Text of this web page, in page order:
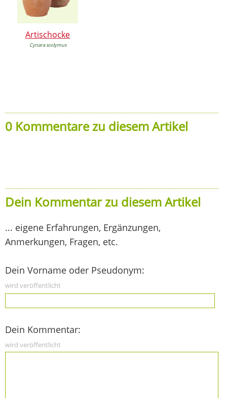
Artischocke
Cynara scolymus
0 Kommentare zu diesem Artikel
Dein Kommentar zu diesem Artikel
... eigene Erfahrungen, Ergänzungen,
Anmerkungen, Fragen, etc.
Dein Vorname oder Pseudonym:
wird veröffentlicht
Dein Kommentar:
wird veröffentlicht